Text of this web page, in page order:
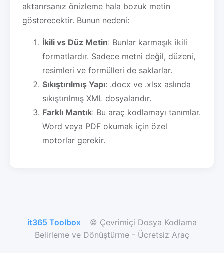
aktarırsanız önizleme hala bozuk metin
gösterecektir. Bunun nedeni:
İkili vs Düz Metin: Bunlar karmaşık ikili
formatlardır. Sadece metni değil, düzeni,
resimleri ve formülleri de saklarlar.
Sıkıştırılmış Yapı: .docx ve .xlsx aslında
sıkıştırılmış XML dosyalarıdır.
Farklı Mantık: Bu araç kodlamayı tanımlar.
Word veya PDF okumak için özel
motorlar gerekir.
it365 Toolbox
© Çevrimiçi Dosya Kodlama
Belirleme ve Dönüştürme - Ücretsiz Araç